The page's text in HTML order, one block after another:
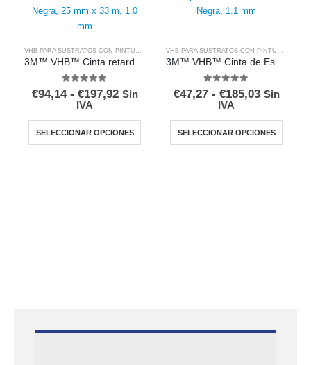
VHB PARA SUSTRATOS CON PINTURA EN POLVO
3M™ VHB™ Cinta retardante de llama 5958FR, Negra
0 out of 5
€94,14 - €197,92 Sin
IVA
SELECCIONAR OPCIONES
VHB PARA SUSTRATOS CON PINTURA EN POLVO
3M™ VHB™ Cinta de Espuma Acrílica 5952F, Negra
0 out of 5
€47,27 - €185,03 Sin
IVA
SELECCIONAR OPCIONES